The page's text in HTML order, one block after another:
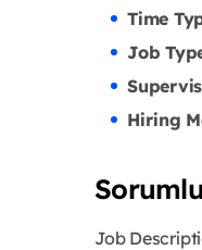
Time
Job
Hiring
Job